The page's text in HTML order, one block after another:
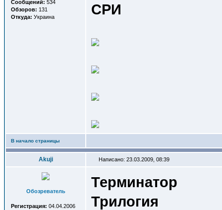
Сообщений: 534
Обзоров: 131
Откуда: Украина СРИ
В начало страницы
Akuji Написано: 23.03.2009, 08:39
Обозреватель
Регистрация: 04.04.2006
Терминатор
Трилогия